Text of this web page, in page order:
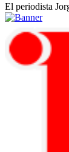
El periodista